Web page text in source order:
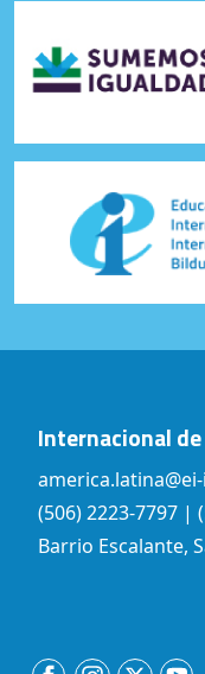
Internacional
(506) 2223-7797 |
Barrio Escalante,